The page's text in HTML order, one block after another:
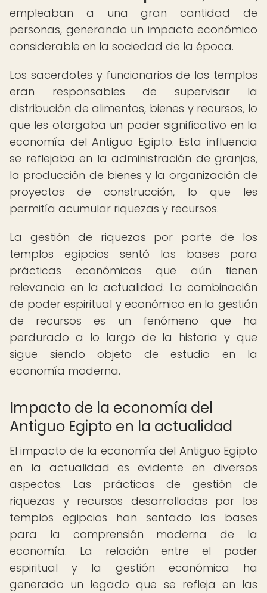
empleaban a una gran cantidad de
personas, generando un impacto económico
considerable en la sociedad de la época.
Los sacerdotes y funcionarios de los templos
eran responsables de supervisar la
distribución de alimentos, bienes y recursos, lo
que les otorgaba un poder significativo en la
economía del Antiguo Egipto. Esta influencia
se reflejaba en la administración de granjas,
la producción de bienes y la organización de
proyectos de construcción, lo que les
permitía acumular riquezas y recursos.
La gestión de riquezas por parte de los
templos egipcios sentó las bases para
prácticas económicas que aún tienen
relevancia en la actualidad. La combinación
de poder espiritual y económico en la gestión
de recursos es un fenómeno que ha
perdurado a lo largo de la historia y que
sigue siendo objeto de estudio en la
economía moderna.
Impacto de la economía del
Antiguo Egipto en la actualidad
El impacto de la economía del Antiguo Egipto
en la actualidad es evidente en diversos
aspectos. Las prácticas de gestión de
riquezas y recursos desarrolladas por los
templos egipcios han sentado las bases
para la comprensión moderna de la
economía. La relación entre el poder
espiritual y la gestión económica ha
generado un legado que se refleja en las